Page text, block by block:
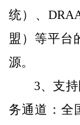
统）、
盟）等平台
源‌。
3、支
务通道‌：全